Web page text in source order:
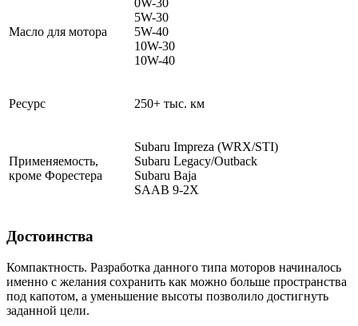
Масло для мотора
0W-30
5W-30
5W-40
10W-30
10W-40
Ресурс 250+ тыс. км
Применяемость,
кроме Форестера
Subaru Impreza (WRX/STI)
Subaru Legacy/Outback
Subaru Baja
SAAB 9-2X
Достоинства
Компактность. Разработка данного типа моторов начиналось
именно с желания сохранить как можно больше пространства
под капотом, а уменьшение высоты позволило достигнуть
заданной цели.